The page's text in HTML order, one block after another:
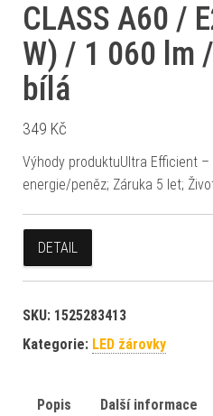
CLASS A60 /
W) / 1 060 lm
bílá
349 Kč
Výhody produktuUltra Efficient
energie/peněz; Záruka 5 let;
DETAIL
SKU: 1525283413
Kategorie: LED žárovky
Popis Další informace